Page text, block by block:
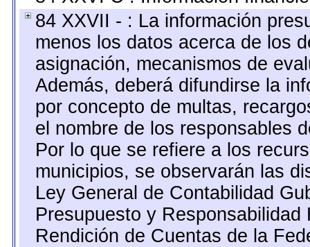
84 XXVII - : La información
menos los datos acerca de los
asignación, mecanismos de
Además, deberá difundirse la
por concepto de multas,
el nombre de los responsables
Por lo que se refiere a los
municipios, se observarán las
Ley General de Contabilidad
Presupuesto y
Rendición de Cuentas de la